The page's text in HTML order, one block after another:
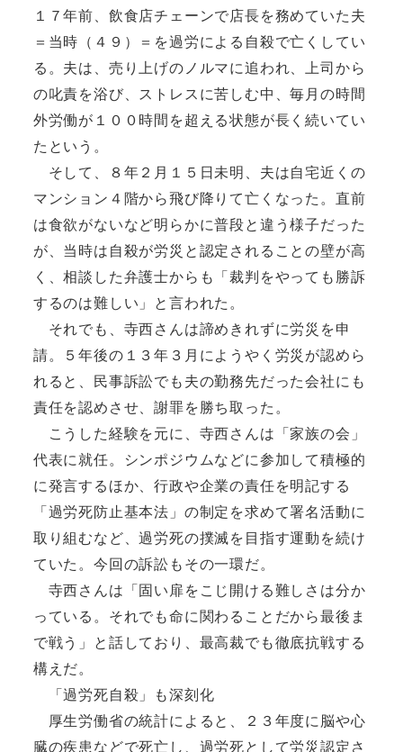
１７年前、飲食店チェーンで店長を務めていた夫
＝当時（４９）＝を過労による自殺で亡くしてい
る。夫は、売り上げのノルマに追われ、上司から
の叱責を浴び、ストレスに苦しむ中、毎月の時間
外労働が１００時間を超える状態が長く続いてい
たという。
そして、８年２月１５日未明、夫は自宅近くの
マンション４階から飛び降りて亡くなった。直前
は食欲がないなど明らかに普段と違う様子だった
が、当時は自殺が労災と認定されることの壁が高
く、相談した弁護士からも「裁判をやっても勝訴
するのは難しい」と言われた。
それでも、寺西さんは諦めきれずに労災を申
請。５年後の１３年３月にようやく労災が認めら
れると、民事訴訟でも夫の勤務先だった会社にも
責任を認めさせ、謝罪を勝ち取った。
こうした経験を元に、寺西さんは「家族の会」
代表に就任。シンポジウムなどに参加して積極的
に発言するほか、行政や企業の責任を明記する
「過労死防止基本法」の制定を求めて署名活動に
取り組むなど、過労死の撲滅を目指す運動を続け
ていた。今回の訴訟もその一環だ。
寺西さんは「固い扉をこじ開ける難しさは分か
っている。それでも命に関わることだから最後ま
で戦う」と話しており、最高裁でも徹底抗戦する
構えだ。
「過労死自殺」も深刻化
厚生労働省の統計によると、２３年度に脳や心
臓の疾患などで死亡し、過労死として労災認定さ